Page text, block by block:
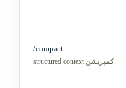
/compact
structured context کمپریشن